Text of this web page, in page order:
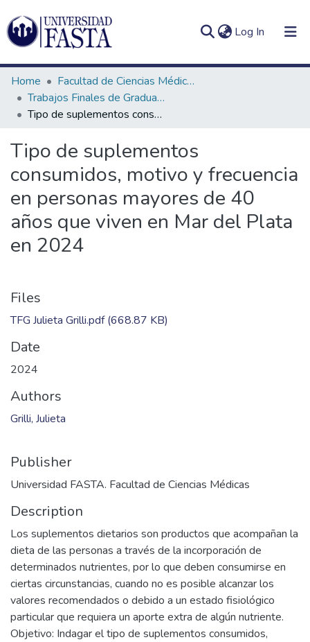
Log In (current)
Communities
&
Collections
All of DSpace
Statistics
In (current)
Home
Facultad de Ciencias Médicas
Trabajos Finales de Graduación de Licenciatura en Nutrición
Tipo de suplementos consumidos, motivo y frecuencia en personas mayores de 40 años que viven en Mar del Plata en 2024
Tipo de suplementos
consumidos, motivo y frecuencia
en personas mayores de 40
años que viven en Mar del Plata
en 2024
Files
TFG Julieta Grilli.pdf(668.87 KB)
Date
2024
Authors
Grilli, Julieta
Publisher
Universidad FASTA. Facultad de Ciencias Médicas
Description
Los suplementos dietarios son productos que acompañan la
dieta de las personas a través de la incorporación de
determinados nutrientes, por lo que deben consumirse en
ciertas circunstancias, cuando no es posible alcanzar los
valores recomendados o debido a un estado fisiológico
particular que requiera un aporte extra de algún nutriente.
Objetivo: Indagar el tipo de suplementos consumidos,